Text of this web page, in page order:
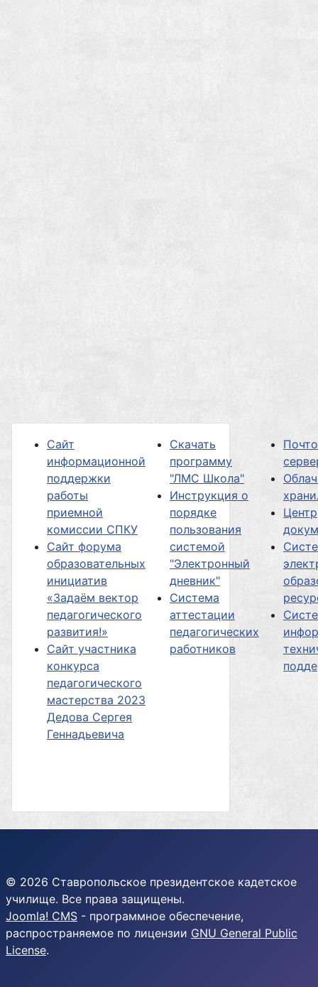
Сайт
информационной
поддержки
работы
приемной
комиссии СПКУ
Сайт форума
образовательных
инициатив
«Задаём вектор
педагогического
развития!»
Сайт участника
конкурса
педагогического
мастерства 2023
Дедова Сергея
Геннадьевича
Скачать
программу
"ЛМС Школа"
Инструкция о
порядке
пользования
системой
"Электронный
дневник"
Система
аттестации
педагогических
работников
Центр
© 2026 Ставропольское президентское кадетское
училище. Все права защищены.
Joomla! CMS - программное обеспечение,
распространяемое по лицензии GNU General Public
License.